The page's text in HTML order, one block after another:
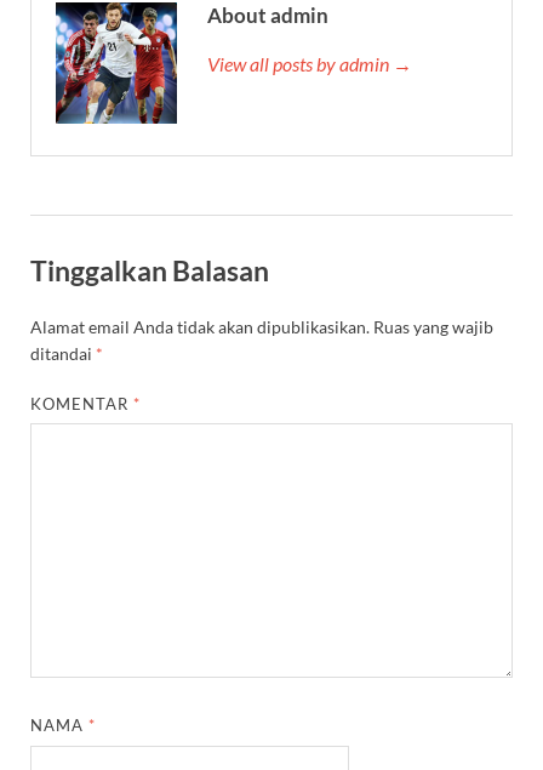
About admin
View all posts by admin →
Tinggalkan Balasan
Alamat email Anda tidak akan dipublikasikan. Ruas yang wajib
ditandai *
KOMENTAR *
NAMA *